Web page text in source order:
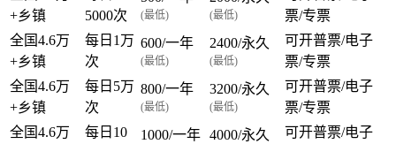
+乡镇
5000次
(最低) (最低)
票/专票
全国4.6万
+乡镇
每日1万
次
600/一年
(最低)
2400/永久
(最低)
可开普票/电子
票/专票
全国4.6万
+乡镇
每日5万
次
800/一年
(最低)
3200/永久
(最低)
可开普票/电子
票/专票
全国4.6万
每日10
1000/一年 4000/永久
可开普票/电子